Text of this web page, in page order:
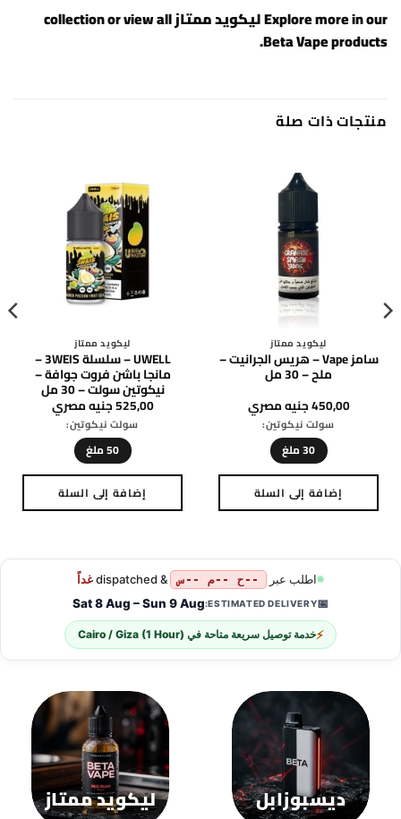
متشرد
DRIFTER – آيس كريم التفاح
الحامض – ملح – 30 مل
600,00جنيه مصري
سولت نيكوتين:
إضافة إلى السلة
هناك
من
الأشكال
المختلفة
لهذا
المنتج.
يمكن
الخيارات
على
صفحة
المنتج
ليكويد ممتاز
كوبانو بلاك – VGOD – ملح –
30 مل
650,00جنيه مصري
سولت نيكوتين:
إضافة إلى السلة
هناك
من
الأشكال
المختلفة
لهذا
المنتج.
يمكن
الخيارات
على
صفحة
المنتج